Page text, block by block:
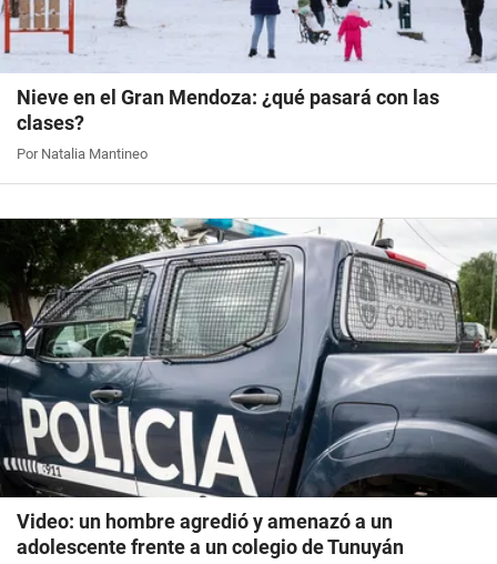
Nieve en el Gran Mendoza: ¿qué pasará con las
clases?
Por Natalia Mantineo
Video: un hombre agredió y amenazó a un
adolescente frente a un colegio de Tunuyán